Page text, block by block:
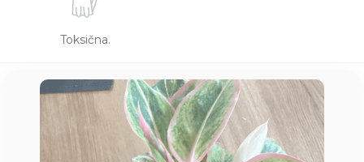
Toksična.